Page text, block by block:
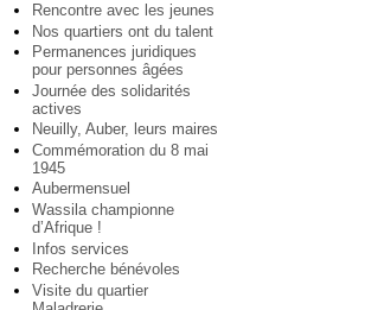
Rencontre avec les jeunes
Nos quartiers ont du talent
Permanences juridiques
pour personnes âgées
Journée des solidarités
actives
Neuilly, Auber, leurs maires
Commémoration du 8 mai
1945
Aubermensuel
Wassila championne
d’Afrique !
Infos services
Recherche bénévoles
Visite du quartier